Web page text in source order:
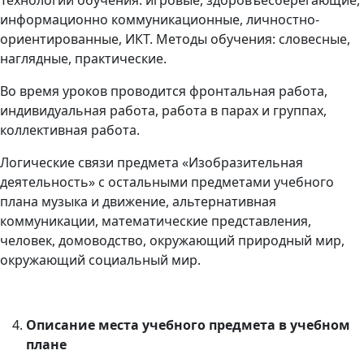
информационно коммуникационные, личностно-
ориентированные, ИКТ. Методы обучения: словесные,
наглядные, практические.
Во время уроков проводится фронтальная работа,
индивидуальная работа, работа в парах и группах,
коллективная работа.
Логические связи предмета «Изобразительная
деятельность» с остальными предметами учебного
плана музыка и движение, альтернативная
коммуникации, математические представления,
человек, домоводство, окружающий природный мир,
окружающий социальный мир.
Описание места учебного предмета в учебном
плане